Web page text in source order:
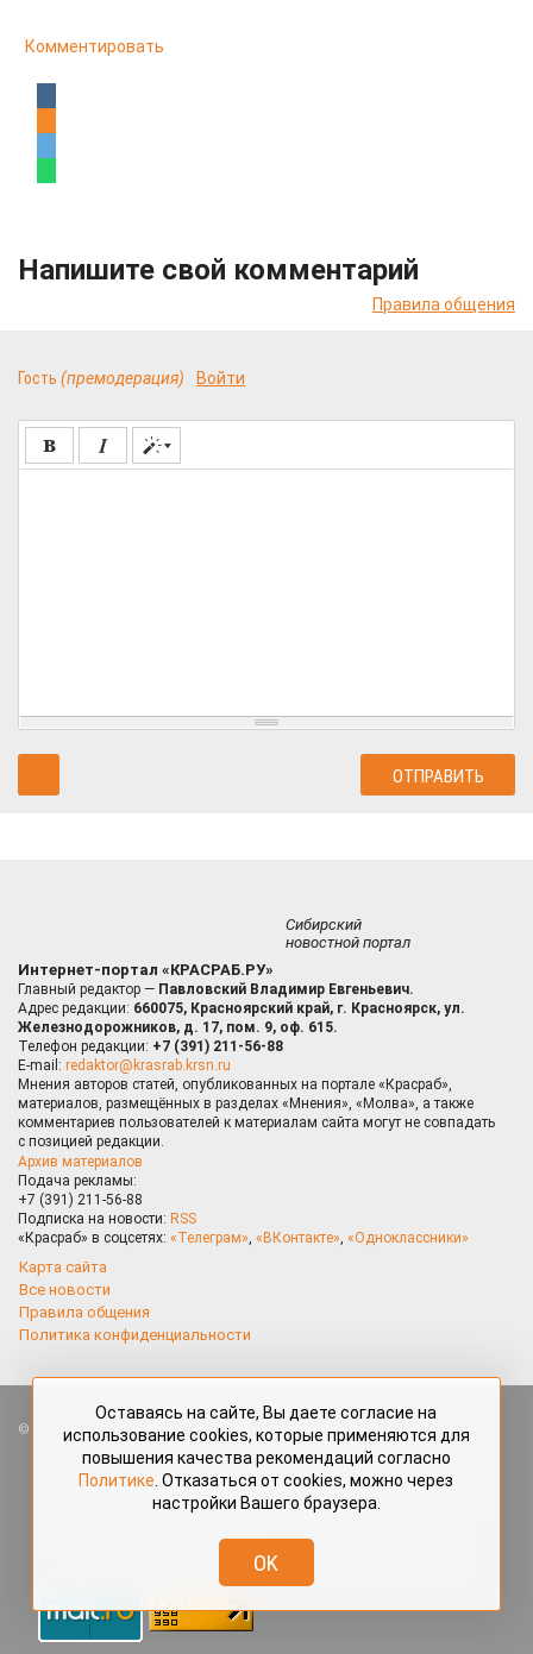
Комментировать
Напишите свой комментарий
Правила общения
Гость (премодерация) Войти
Сибирский
новостной портал
Интернет-портал «КРАСРАБ.РУ»
Главный редактор — Павловский Владимир Евгеньевич.
Адрес редакции: 660075, Красноярский край, г. Красноярск, ул.
Железнодорожников, д. 17, пом. 9, оф. 615.
Телефон редакции: +7 (391) 211-56-88
E-mail: redaktor@krasrab.krsn.ru
Мнения авторов статей, опубликованных на портале «Красраб»,
материалов, размещённых в разделах «Мнения», «Молва», а также
комментариев пользователей к материалам сайта могут не совпадать
с позицией редакции.
Архив материалов
Подача рекламы:
+7 (391) 211-56-88
Подписка на новости: RSS
«Красраб» в соцсетях: «Телеграм», «ВКонтакте», «Одноклассники»
Карта сайта
Все новости
Правила общения
Политика конфиденциальности
Все права защищены. Любые материалы, размещённые на портале
«Красраб.ру» сотрудниками редакции, нештатными авторами
и читателями, являются объектами авторского права. Полное или
частичное использование материалов, размещённых на портале
«Красраб.ру», допускается только с письменного согласия редакции
redaktor@krasrab.krsn.ru.
Оставаясь на сайте, Вы даете согласие на
использование cookies, которые применяются для
повышения качества рекомендаций согласно
Политике . Отказаться от cookies, можно через
настройки Вашего браузера.
OK